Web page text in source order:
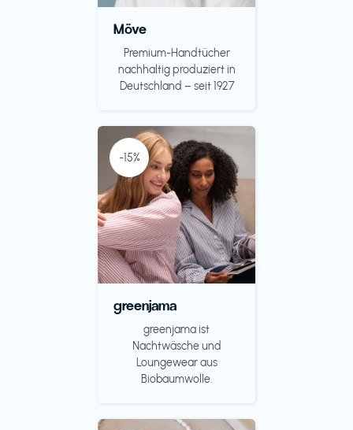
Möve
Premium-Handtücher
nachhaltig produziert in
Deutschland – seit 1927
-15%
greenjama
greenjama ist
Nachtwäsche und
Loungewear aus
Biobaumwolle.